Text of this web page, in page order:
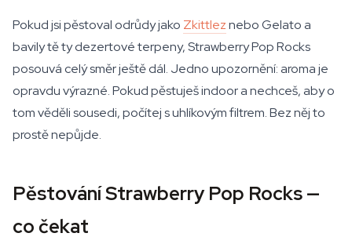
Pokud jsi pěstoval odrůdy jako Zkittleznebo Gelato a
bavily tě ty dezertové terpeny, Strawberry Pop Rocks
posouvá celý směr ještě dál. Jedno upozornění: aroma je
opravdu výrazné. Pokud pěstuješ indoor a nechceš, aby o
tom věděli sousedi, počítej s uhlíkovým filtrem. Bez něj to
prostě nepůjde.
Pěstování Strawberry Pop Rocks —
co čekat